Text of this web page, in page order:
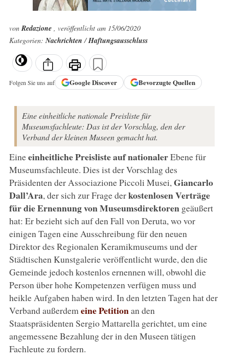
vonRedazione , veröffentlicht am 15/06/2020
Kategorien:Nachrichten/Haftungsausschluss
Folgen Sie uns auf GoogleDiscover Bevorzugte Quellen
Eine einheitliche nationale Preisliste für
Museumsfachleute: Das ist der Vorschlag, den der
Verband der kleinen Museen gemacht hat.
Eineeinheitliche Preisliste auf nationalerEbene für
Museumsfachleute. Dies ist der Vorschlag des
Präsidenten der Associazione Piccoli Musei, Giancarlo
Dall’Ara, der sich zur Frage derkostenlosen Verträge
für die Ernennung von Museumsdirektoren geäußert
hat: Er bezieht sich auf den Fall von Deruta, wo vor
einigen Tagen eine Ausschreibung für den neuen
Direktor des Regionalen Keramikmuseums und der
Städtischen Kunstgalerie veröffentlicht wurde, den die
Gemeinde jedoch kostenlos ernennen will, obwohl die
Person über hohe Kompetenzen verfügen muss und
heikle Aufgaben haben wird. In den letzten Tagen hat der
Verband außerdem eine Petitionan den
Staatspräsidenten Sergio Mattarella gerichtet, um eine
angemessene Bezahlung der in den Museen tätigen
Fachleute zu fordern.